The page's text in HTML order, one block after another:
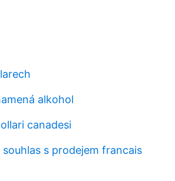
alkohol
canadesi
souhlas s prodejem francais